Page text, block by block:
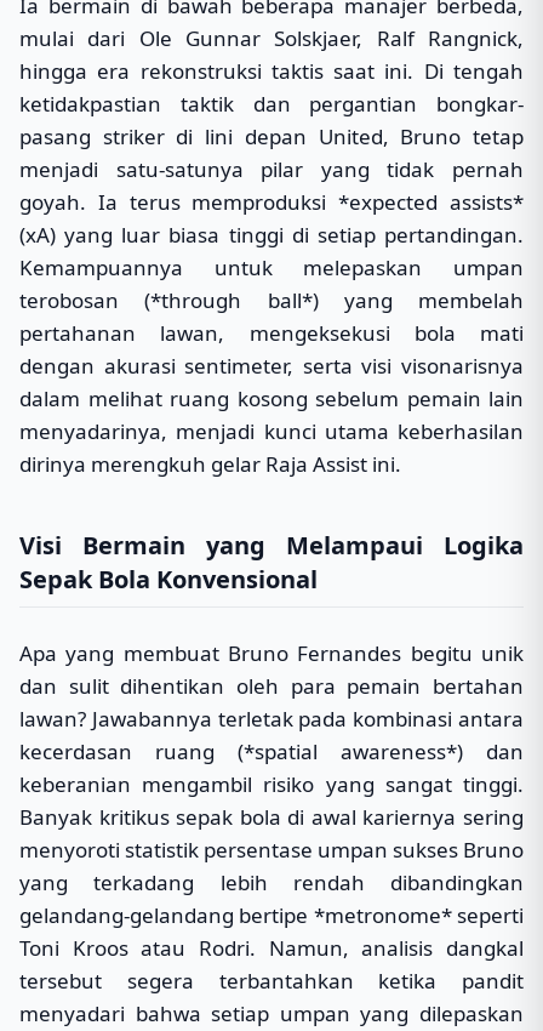
mulai dari Ole Gunnar Solskjaer, Ralf Rangnick,
hingga era rekonstruksi taktis saat ini. Di tengah
ketidakpastian taktik dan pergantian bongkar-
pasang striker di lini depan United, Bruno tetap
menjadi satu-satunya pilar yang tidak pernah
goyah. Ia terus memproduksi *expected assists*
(xA) yang luar biasa tinggi di setiap pertandingan.
Kemampuannya untuk melepaskan umpan
terobosan (*through ball*) yang membelah
pertahanan lawan, mengeksekusi bola mati
dengan akurasi sentimeter, serta visi visonarisnya
dalam melihat ruang kosong sebelum pemain lain
menyadarinya, menjadi kunci utama keberhasilan
dirinya merengkuh gelar Raja Assist ini.
Visi Bermain yang Melampaui Logika
Sepak Bola Konvensional
Apa yang membuat Bruno Fernandes begitu unik
dan sulit dihentikan oleh para pemain bertahan
lawan? Jawabannya terletak pada kombinasi antara
kecerdasan ruang (*spatial awareness*) dan
keberanian mengambil risiko yang sangat tinggi.
Banyak kritikus sepak bola di awal kariernya sering
menyoroti statistik persentase umpan sukses Bruno
yang terkadang lebih rendah dibandingkan
gelandang-gelandang bertipe *metronome* seperti
Toni Kroos atau Rodri. Namun, analisis dangkal
tersebut segera terbantahkan ketika pandit
menyadari bahwa setiap umpan yang dilepaskan